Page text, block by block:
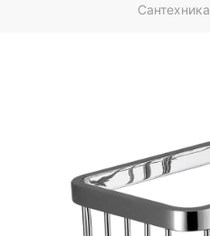
Сантехника